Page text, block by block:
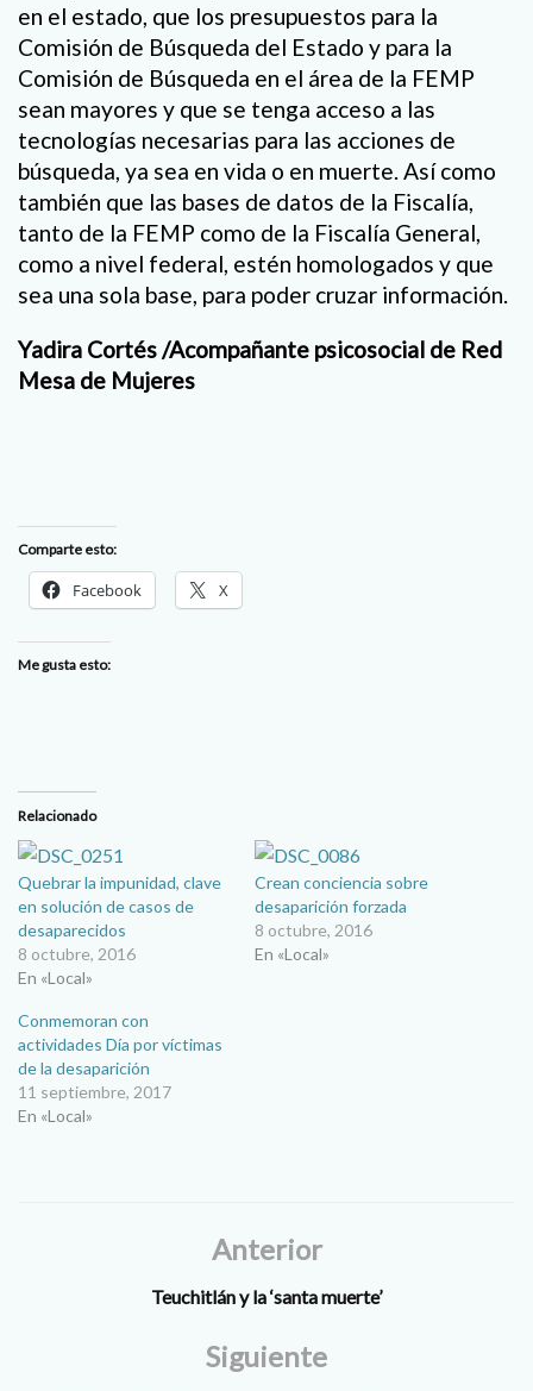
en el estado, que los presupuestos para la
Comisión de Búsqueda del Estado y para la
Comisión de Búsqueda en el área de la FEMP
sean mayores y que se tenga acceso a las
tecnologías necesarias para las acciones de
búsqueda, ya sea en vida o en muerte. Así como
también que las bases de datos de la Fiscalía,
tanto de la FEMP como de la Fiscalía General,
como a nivel federal, estén homologados y que
sea una sola base, para poder cruzar información.
Yadira Cortés /Acompañante psicosocial de Red
Mesa de Mujeres
Comparte esto:
Facebook X
Me gusta esto:
Relacionado
Quebrar la impunidad, clave
en solución de casos de
desaparecidos
8 octubre, 2016
En «Local»
Crean conciencia sobre
desaparición forzada
8 octubre, 2016
En «Local»
Conmemoran con
actividades Día por víctimas
de la desaparición
11 septiembre, 2017
En «Local»
Anterior
Teuchitlán y la ‘santa muerte’
Siguiente